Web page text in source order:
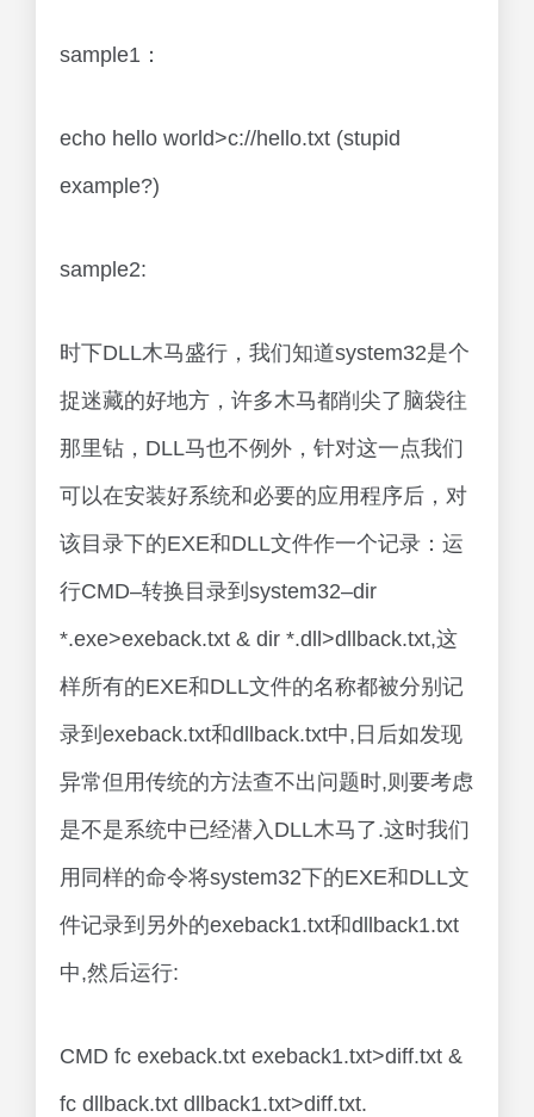
sample1：
echo hello world>c://hello.txt (stupid
example?)
sample2:
时下DLL木马盛行，我们知道system32是个
捉迷藏的好地方，许多木马都削尖了脑袋往
那里钻，DLL马也不例外，针对这一点我们
可以在安装好系统和必要的应用程序后，对
该目录下的EXE和DLL文件作一个记录：运
行CMD–转换目录到system32–dir
*.exe>exeback.txt & dir *.dll>dllback.txt,这
样所有的EXE和DLL文件的名称都被分别记
录到exeback.txt和dllback.txt中,日后如发现
异常但用传统的方法查不出问题时,则要考虑
是不是系统中已经潜入DLL木马了.这时我们
用同样的命令将system32下的EXE和DLL文
件记录到另外的exeback1.txt和dllback1.txt
中,然后运行:
CMD fc exeback.txt exeback1.txt>diff.txt &
fc dllback.txt dllback1.txt>diff.txt.